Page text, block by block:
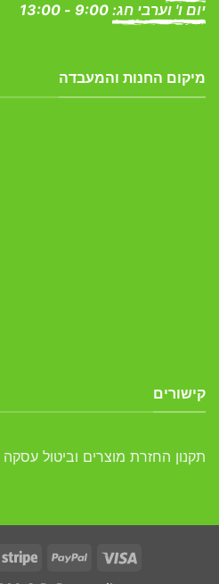
יום ו' וערבי חג:
מיקום החנות והמעבדה
קישורים
תקנון החזרת מוצרים וביטול עסקה
Visa
PayPal